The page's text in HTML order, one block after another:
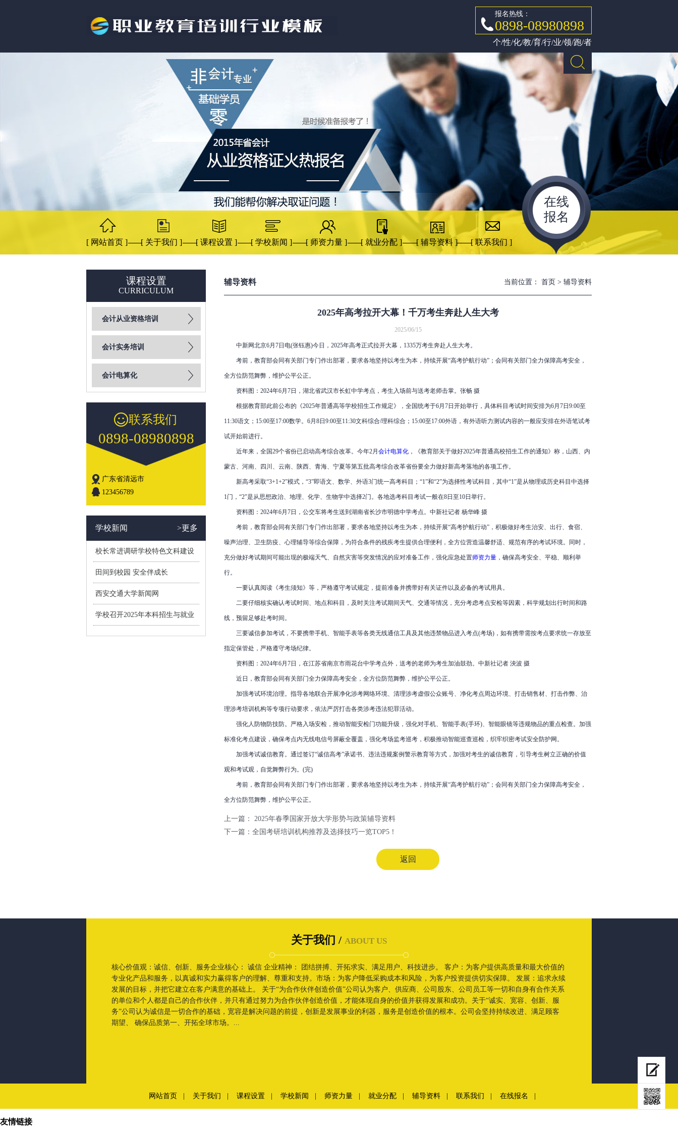
报名热线：
0898-08980898
个/性/化/教/育/行/业/领/跑/者
[ 网站首页 ] [ 关于我们 ] [ 课程设置 ] [ 学校新闻 ] [ 师资力量 ] [ 就业分配 ] [ 辅导资料 ] [ 联系我们 ]
在线
报名
课程设置
CURRICULUM
会计从业资格培训
会计实务培训
会计电算化
联系我们
0898-08980898
广东省清远市
123456789
学校新闻 >更多
校长常进调研学校特色文科建设
进展
田间到校园 安全伴成长
西安交通大学新闻网
学校召开2025年本科招生与就业
总结表彰会
辅导资料 当前位置： 首页 > 辅导资料
2025年高考拉开大幕！千万考生奔赴人生大考
2025/06/15
中新网北京6月7日电(张钰惠)今日，2025年高考正式拉开大幕，1335万考生奔赴人生大考。
考前，教育部会同有关部门专门作出部署，要求各地坚持以考生为本，持续开展“高考护航行动”；会同有关部门全力保障高考安全，
全方位防范舞弊，维护公平公正。
资料图：2024年6月7日，湖北省武汉市长虹中学考点，考生入场前与送考老师击掌。张畅 摄
根据教育部此前公布的《2025年普通高等学校招生工作规定》，全国统考于6月7日开始举行，具体科目考试时间安排为6月7日9:00至
11:30语文；15:00至17:00数学。6月8日9:00至11:30文科综合/理科综合；15:00至17:00外语，有外语听力测试内容的一般应安排在外语笔试考
试开始前进行。
近年来，全国29个省份已启动高考综合改革。今年2月 会计电算化 ，《教育部关于做好2025年普通高校招生工作的通知》称，山西、内
蒙古、河南、四川、云南、陕西、青海、宁夏等第五批高考综合改革省份要全力做好新高考落地的各项工作。
新高考采取“3+1+2”模式，“3”即语文、数学、外语3门统一高考科目；“1”和“2”为选择性考试科目，其中“1”是从物理或历史科目中选择
1门，“2”是从思想政治、地理、化学、生物学中选择2门。各地选考科目考试一般在8日至10日举行。
资料图：2024年6月7日，公交车将考生送到湖南省长沙市明德中学考点。中新社记者 杨华峰 摄
考前，教育部会同有关部门专门作出部署，要求各地坚持以考生为本，持续开展“高考护航行动”，积极做好考生治安、出行、食宿、
噪声治理、卫生防疫、心理辅导等综合保障，为符合条件的残疾考生提供合理便利，全方位营造温馨舒适、规范有序的考试环境。同时，
充分做好考试期间可能出现的极端天气、自然灾害等突发情况的应对准备工作，强化应急处置师资力量 ，确保高考安全、平稳、顺利举
行。
一要认真阅读《考生须知》等，严格遵守考试规定，提前准备并携带好有关证件以及必备的考试用具。
二要仔细核实确认考试时间、地点和科目，及时关注考试期间天气、交通等情况，充分考虑考点安检等因素，科学规划出行时间和路
线，预留足够赴考时间。
三要诚信参加考试，不要携带手机、智能手表等各类无线通信工具及其他违禁物品进入考点(考场)，如有携带需按考点要求统一存放至
指定保管处，严格遵守考场纪律。
资料图：2024年6月7日，在江苏省南京市雨花台中学考点外，送考的老师为考生加油鼓劲。中新社记者 泱波 摄
近日，教育部会同有关部门全力保障高考安全，全方位防范舞弊，维护公平公正。
加强考试环境治理。指导各地联合开展净化涉考网络环境、清理涉考虚假公众账号、净化考点周边环境、打击销售材、打击作弊、治
理涉考培训机构等专项行动要求，依法严厉打击各类涉考违法犯罪活动。
强化人防物防技防。严格入场安检，推动智能安检门功能升级，强化对手机、智能手表(手环)、智能眼镜等违规物品的重点检查。加强
标准化考点建设，确保考点内无线电信号屏蔽全覆盖，强化考场监考巡考，积极推动智能巡查巡检，织牢织密考试安全防护网。
加强考试诚信教育。通过签订“诚信高考”承诺书、违法违规案例警示教育等方式，加强对考生的诚信教育，引导考生树立正确的价值
观和考试观，自觉舞弊行为。(完)
考前，教育部会同有关部门专门作出部署，要求各地坚持以考生为本，持续开展“高考护航行动”；会同有关部门全力保障高考安全，
全方位防范舞弊，维护公平公正。
上一篇：
2025年春季国家开放大学形势与政策辅导资料
下一篇： 全国考研培训机构推荐及选择技巧一览TOP5！
返回
关于我们 / ABOUT US
核心价值观：诚信、创新、服务企业核心： 诚信 企业精神： 团结拼搏、开拓求实、满足用户、科技进步。 客户：为客户提供高质量和最大价值的
专业化产品和服务，以真诚和实力赢得客户的理解、尊重和支持。市场：为客户降低采购成本和风险，为客户投资提供切实保障。 发展：追求永续
发展的目标，并把它建立在客户满意的基础上。 关于“为合作伙伴创造价值”公司认为客户、供应商、公司股东、公司员工等一切和自身有合作关系
的单位和个人都是自己的合作伙伴，并只有通过努力为合作伙伴创造价值，才能体现自身的价值并获得发展和成功。关于“诚实、宽容、创新、服
务”公司认为诚信是一切合作的基础，宽容是解决问题的前提，创新是发展事业的利器，服务是创造价值的根本。公司会坚持持续改进、满足顾客
期望、 确保品质第一、开拓全球市场。...
网站首页 关于我们 课程设置 学校新闻 师资力量 就业分配 辅导资料 联系我们 在线报名
友情链接